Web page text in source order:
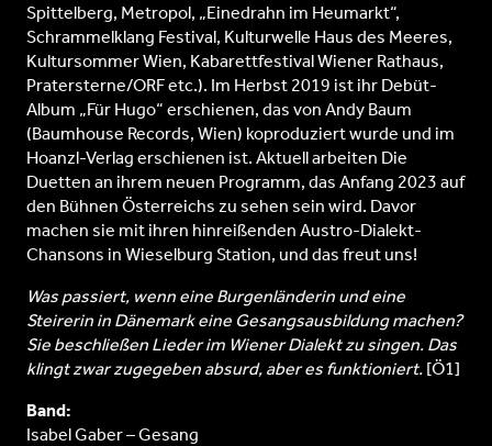
Spittelberg, Metropol, „Einedrahn im Heumarkt“,
Schrammelklang Festival, Kulturwelle Haus des Meeres,
Kultursommer Wien, Kabarettfestival Wiener Rathaus,
Pratersterne/ORF etc.). Im Herbst 2019 ist ihr Debüt-
Album „Für Hugo“ erschienen, das von Andy Baum
(Baumhouse Records, Wien) koproduziert wurde und im
Hoanzl-Verlag erschienen ist. Aktuell arbeiten Die
Duetten an ihrem neuen Programm, das Anfang 2023 auf
den Bühnen Österreichs zu sehen sein wird. Davor
machen sie mit ihren hinreißenden Austro-Dialekt-
Chansons in Wieselburg Station, und das freut uns!
Was passiert, wenn eine Burgenländerin und eine
Steirerin in Dänemark eine Gesangsausbildung machen?
Sie beschließen Lieder im Wiener Dialekt zu singen. Das
klingt zwar zugegeben absurd, aber es funktioniert. [Ö1]
Band:
Isabel Gaber – Gesang